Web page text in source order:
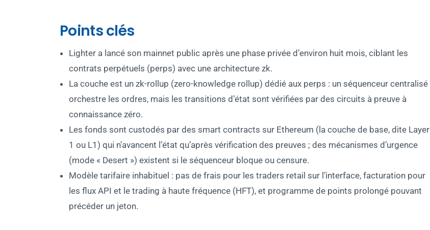
Points clés
Lighter a lancé son mainnet public après une phase privée d’environ huit mois, ciblant les
contrats perpétuels (perps) avec une architecture zk.
La couche est un zk-rollup (zero-knowledge rollup) dédié aux perps : un séquenceur centralisé
orchestre les ordres, mais les transitions d’état sont vérifiées par des circuits à preuve à
connaissance zéro.
Les fonds sont custodés par des smart contracts sur Ethereum (la couche de base, dite Layer
1 ou L1) qui n’avancent l’état qu’après vérification des preuves ; des mécanismes d’urgence
(mode « Desert ») existent si le séquenceur bloque ou censure.
Modèle tarifaire inhabituel : pas de frais pour les traders retail sur l’interface, facturation pour
les flux API et le trading à haute fréquence (HFT), et programme de points prolongé pouvant
précéder un jeton.